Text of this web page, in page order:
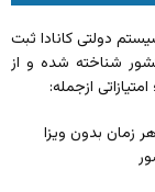
دولتی کانادا ثبت
شناخته شده و از
ازجمله:
زمان بدون ویزا